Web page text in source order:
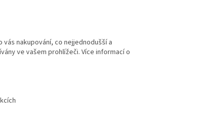
nakupování, co nejjednodušší a
ve vašem prohlížeči. Více informací o